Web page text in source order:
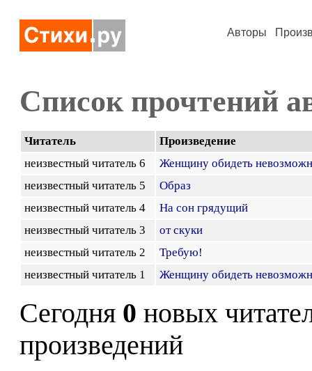
Авторы
Список прочтений
Читатель
Произведение
неизвестный читатель 6
Женщину обидеть
неизвестный читатель 5
Образ
неизвестный читатель 4
На сон грядущий
неизвестный читатель 3
от скуки
неизвестный читатель 2
Требую!
неизвестный читатель 1
Женщину обидеть
Сегодня 0 новых
произведений